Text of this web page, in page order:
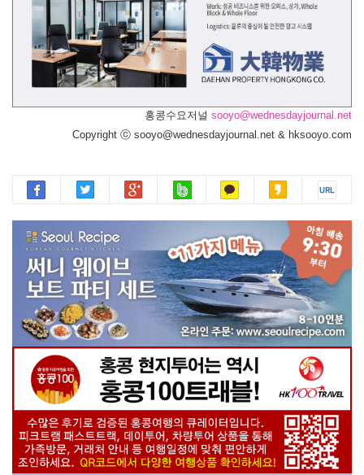
홍콩수요저널 sooyo@wednesdayjournal.net
Copyright ⓒ sooyo@wednesdayjournal.net & hksooyo.com